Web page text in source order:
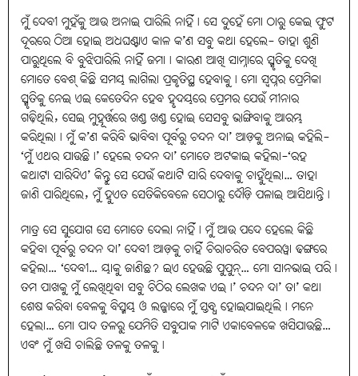
ମୁଁ ଦେବୀ ମୁହଁକୁ ଆଉ ଅନାଇ ପାରିଲି ନାହିଁ। ସେ ଦୁହେଁ ମୋ ଠାରୁ କେଇ ଫୁଟ
ଦୂରରେ ଠିଆ ହୋଇ ଅଧଘଣ୍ଟାଏ କାଳ କ’ଣ ସବୁ କଥା ହେଲେ- ତାହା ଶୁଣି
ପାରୁଥିଲେ ବି ବୁଝିପାରିଲି ନାହିଁ ଜମା। କାରଣ ଆଖି ସାମ୍ନାରେ ସ୍ମୃତିକୁ ଦେଖି
ମୋତେ ବେଶ୍‌ କିଛି ସମୟ ଲାଗିଲା ପ୍ରକୃତିସ୍ଥ ହେବାକୁ। ମୋ ସ୍ବପ୍ନର ପ୍ରେମିକା
ସ୍ମୃତିକୁ ନେଇ ଏଇ କେତେଦିନ ହେବ ହୃଦୟରେ ପ୍ରେମର ଯେଉଁ ମୀନାର
ଗଢ଼ିଥିଲି, ସେଇ ମୁହୂର୍ତ୍ତରେ ଖଣ୍ଡ ଖଣ୍ଡ ହୋଇ ସେସବୁ ଭାଙ୍ଗିବାକୁ ଆରମ୍ଭ
କରିଥିଲା। ମୁଁ କ’ଣ କରିବି ଭାବିବା ପୂର୍ବରୁ ଚନ୍ଦନ ଦା’ ଆଡ଼କୁ ଅନାଇ କହିଲି-
‘ମୁଁ ଏଥର ଯାଉଛି।’ ହେଲେ ଚନ୍ଦନ ଦା’ ମୋତେ ଅଟକାଇ କହିଲା-‘ରହ
କଥାଟା ସାରିଦିଏ’ କିନ୍ତୁ ସେ ଯେଉଁ କଥାଟି ସାରି ଦେବାକୁ ଚାହୁଁଥିଲା… ତାହା
ଜାଣି ପାରିଥିଲେ, ମୁଁ ହୁଏତ ସେତିକିବେଳେ ସେଠାରୁ ଦୌଡ଼ି ପଳାଇ ଆସିଥାନ୍ତି।
ମାତ୍ର ସେ ସୁଯୋଗ ସେ ମୋତେ ଦେଲା ନାହିଁ। ମୁଁ ଆଉ ପଦେ ହେଲେ କିଛି
କହିବା ପୂର୍ବରୁ ଚନ୍ଦନ ଦା’ ଦେବୀ ଆଡ଼କୁ ଚାହିଁ ଚିରାଚରିତ ବେପରୱା ଢଙ୍ଗରେ
କହିଲା… ‘ଦେବୀ… ୟାକୁ ଜାଣିଛ? ଇଏ ହେଉଛି ପୁପୁନ୍‌… ମୋ ସାନଭାଇ ପରି।
ତମ ପାଖକୁ ମୁଁ ଲେଖିଥିବା ସବୁ ଚିଠିର ଲେଖକ ଏଇ।’ ଚନ୍ଦନ ଦା’ ତା’ କଥା
ଶେଷ କରିବା ବେଳକୁ ବିସ୍ମୟ ଓ ଲଜ୍ଜାରେ ମୁଁ ସ୍ତବ୍ଧ ହୋଇଯାଇଥିଲି। ମନେ
ହେଲା… ମୋ ପାଦ ତଳରୁ ଯେମିତି ସବୁଯାକ ମାଟି ଏକାବେଳକେ ଖସିଯାଉଛି…
ଏବଂ ମୁଁ ଖସି ଚାଲିଛି ତଳକୁ ତଳକୁ।